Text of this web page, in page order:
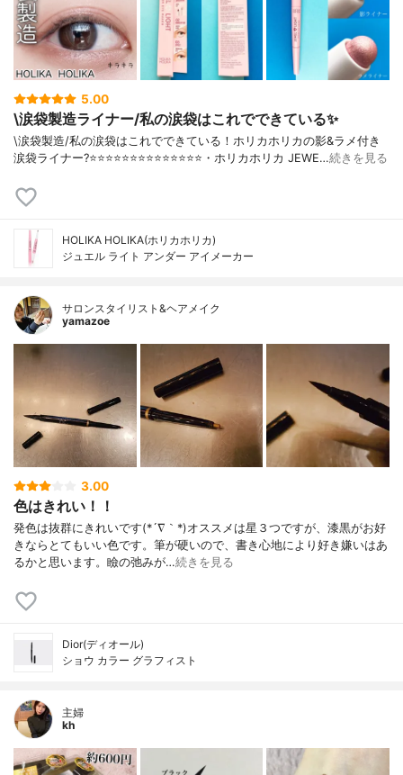
5.00
\涙袋製造ライナー/私の涙袋はこれでできている✨
\涙袋製造/私の涙袋はこれでできている！ホリカホリカの影&ラメ付き
涙袋ライナー?⭐️⭐️⭐️⭐️⭐️⭐️⭐️⭐️⭐️⭐️⭐️⭐️⭐️⭐️・ホリカホリカ JEWE…続きを見る
HOLIKA HOLIKA(ホリカホリカ)
ジュエル ライト アンダー アイメーカー
サロンスタイリスト&ヘアメイク
yamazoe
3.00
色はきれい！！
発色は抜群にきれいです(*´∇｀*)オススメは星３つですが、漆黒がお好
きならとてもいい色です。筆が硬いので、書き心地により好き嫌いはあ
るかと思います。瞼の弛みが…続きを見る
Dior(ディオール)
ショウ カラー グラフィスト
主婦
kh